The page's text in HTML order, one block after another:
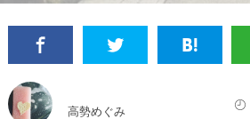
高勢めぐみ